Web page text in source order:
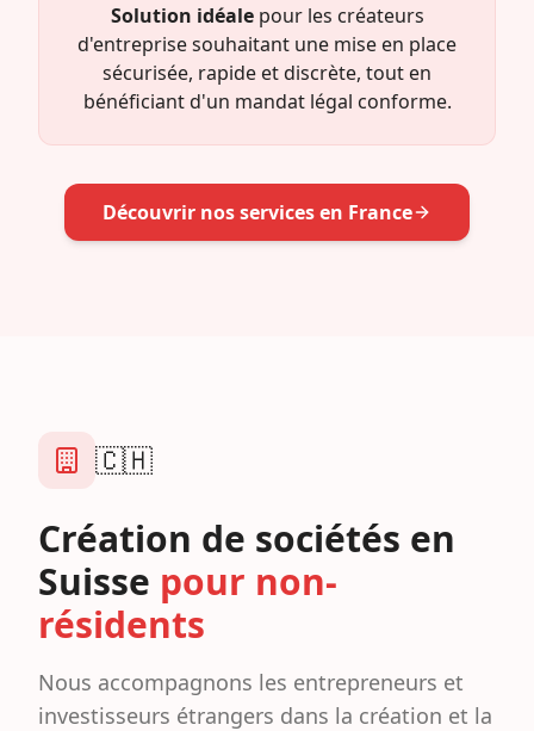
Solution idéalepour les créateurs
d'entreprise souhaitant une mise en place
sécurisée, rapide et discrète, tout en
bénéficiant d'un mandat légal conforme.
Découvrir nos services en France
🇨🇭
Création de sociétés en
Suisse pour non-
résidents
Nous accompagnons les entrepreneurs et
investisseurs étrangers dans la création et la